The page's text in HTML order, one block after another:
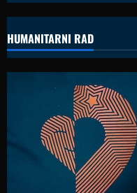
HUMANITARNI RAD